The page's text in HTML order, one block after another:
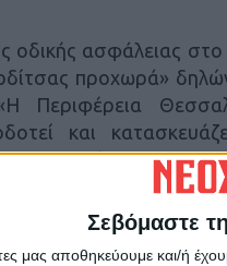
Σεβόμαστε
μας αποθηκεύουμε και/ή
οδικής ασφάλειας
προχωρά»
Περιφέρεια
και
των